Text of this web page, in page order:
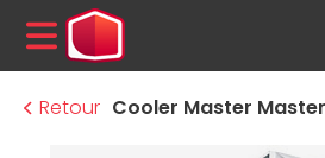
MENU
Retour